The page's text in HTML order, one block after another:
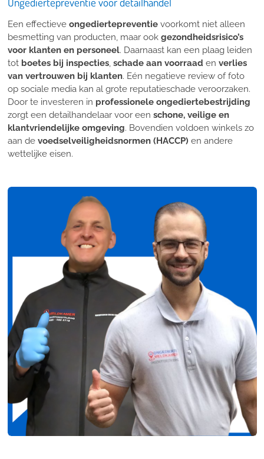
Een effectieve ongediertepreventievoorkomt niet alleen
besmetting van producten, maar ook gezondheidsrisico’s
voor klanten en personeel. Daarnaast kan een plaag leiden
tot boetes bij inspecties, schade aan voorraad en verlies
van vertrouwen bij klanten. Eén negatieve review of foto
op sociale media kan al grote reputatieschade veroorzaken.
Door te investeren in professionele ongediertebestrijding
zorgt een detailhandelaar voor een schone, veilige en
klantvriendelijke omgeving. Bovendien voldoen winkels zo
aan de voedselveiligheidsnormen (HACCP) en andere
wettelijke eisen.